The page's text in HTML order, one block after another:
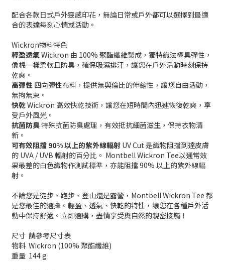
配合各款日式戶外靈感印花，無論日常或戶外都可以選擇到最適
合的表達每刻心情或活動。
Wickron物料特色
輕盈透氣Wickron 由 100% 聚酯纖維製成，獨特織法極具彈性，
像棉一樣柔軟且防臭，確保吸濕排汗，讓您在戶外活動時刻保持
乾爽。
高彈性 四向彈性布料，提供無與倫比的伸縮性，讓您自由活動，
無拘無束。
快乾Wickron 高效快乾技術，讓您在短時間內迅速恢復乾爽，享
受戶外風光。
抗菌防臭特殊抗菌防臭處理，有效抵抗細菌滋生，保持衣物清
新。
可有效阻擋 90% 以上的紫外線輻射 UV Cut 是織物阻擋到達皮膚
的 UVA / UVB 輻射的百分比。 Montbell Wickron Tee以通常效
果最差的白色織物作測試標準，亦能阻擋 90% 以上的紫外線輻
射。
不論您是徒步、跑步、登山還是露營，Montbell Wickron Tee 都
是您最佳的選擇。輕盈、透氣、快乾的特性，讓您在各種戶外活
動中保持舒適。立即選購，盡情享受與自然的親密接觸！
尺寸 請參考尺寸表
物料 Wickron (100% 聚酯纖維)
重量 144 g